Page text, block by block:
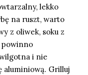
lekko
na ruszt, warto
z oliwek, soku z
powinno
i nie
aluminiową. Grilluj